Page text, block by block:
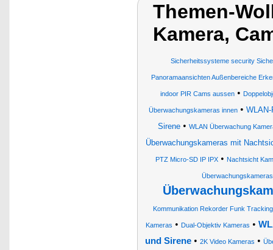
Themen-
Kamera,
Sicherheitssysteme security
Panoramaansichten Außenbereiche
indoor PIR Cams aussen•
Überwachungskameras innen •
Sirene• WLAN Überwachung
Überwachungskameras mit
PTZ Micro-SD IP IPX• Nachtsicht
Überwachungskameras
Kommunikation Rekorder Funk
Kameras • Dual-Objektiv Kameras •
und Sirene• 2K Video Kameras •